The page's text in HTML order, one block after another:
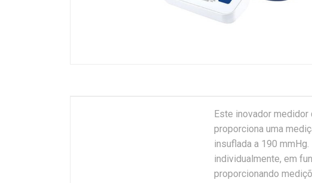
Este inovador
proporciona uma
insuflada a 190
individualmente, em
proporcionando